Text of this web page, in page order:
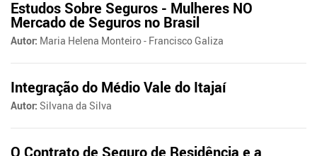
Estudos Sobre Seguros - Mulheres NO
Mercado de Seguros no Brasil
Autor: Maria Helena Monteiro - Francisco Galiza
Integração do Médio Vale do Itajaí
Autor: Silvana da Silva
O Contrato de Seguro de Residência e a